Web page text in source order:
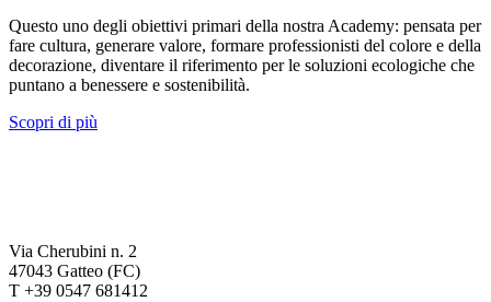
Questo uno degli obiettivi primari della nostra Academy: pensata per
fare cultura, generare valore, formare professionisti del colore e della
decorazione, diventare il riferimento per le soluzioni ecologiche che
puntano a benessere e sostenibilità.
Scopri di più
Via Cherubini n. 2
47043 Gatteo (FC)
T +39 0547 681412